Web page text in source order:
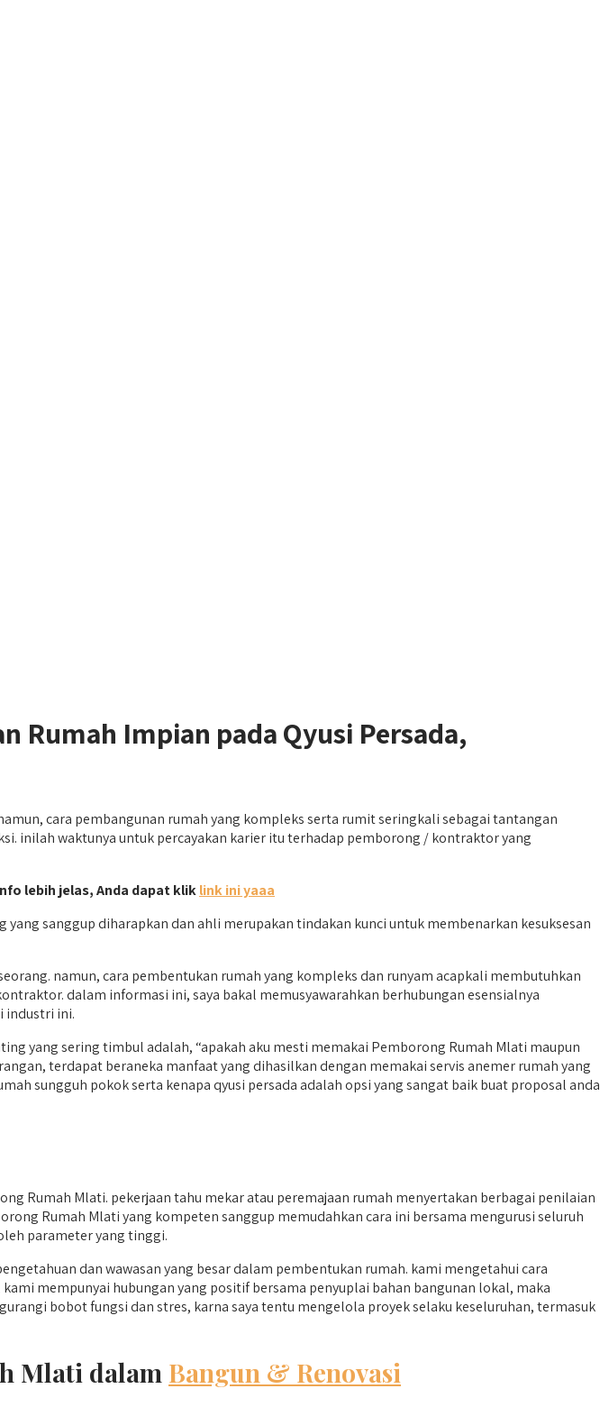
Rumah Impian pada Qyusi Persada,
cara pembangunan rumah yang kompleks serta rumit seringkali sebagai tantangan
inilah waktunya untuk percayakan karier itu terhadap pemborong / kontraktor yang
lebih jelas, Anda dapat kliklink ini yaaa
sanggup diharapkan dan ahli merupakan tindakan kunci untuk membenarkan kesuksesan
namun, cara pembentukan rumah yang kompleks dan runyam acapkali membutuhkan
dalam informasi ini, saya bakal memusyawarahkan berhubungan esensialnya
industri ini.
yang sering timbul adalah, “apakah aku mesti memakai Pemborong Rumah Mlati maupun
terdapat beraneka manfaat yang dihasilkan dengan memakai servis anemer rumah yang
sungguh pokok serta kenapa qyusi persada adalah opsi yang sangat baik buat proposal anda
Rumah Mlati. pekerjaan tahu mekar atau peremajaan rumah menyertakan berbagai penilaian
Rumah Mlati yang kompeten sanggup memudahkan cara ini bersama mengurusi seluruh
parameter yang tinggi.
dan wawasan yang besar dalam pembentukan rumah. kami mengetahui cara
mempunyai hubungan yang positif bersama penyuplai bahan bangunan lokal, maka
bobot fungsi dan stres, karna saya tentu mengelola proyek selaku keseluruhan, termasuk
Mlati dalam Bangun & Renovasi